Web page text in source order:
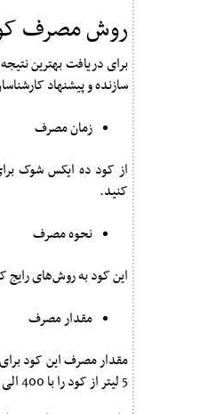
روش مصرف
برای دریافت بهترین
سازنده و پیشنهاد
زمان مصرف
از کود ده ایکس شوک
کنید.
نحوه مصرف
این کود به روش‌های رایج
مقدار مصرف
5 لیتر از کود را با 400 الی 800 لیتر آب ترکیب کنید و استفاده کنید.